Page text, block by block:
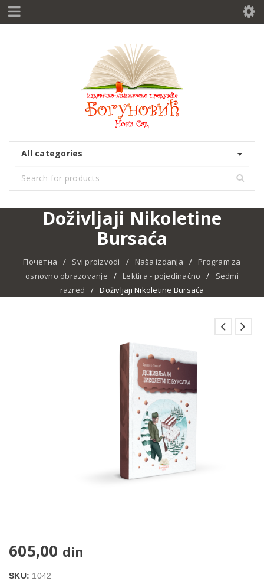
All categories
Doživljaji Nikoletine
Bursaća
Почетна / Svi proizvodi / Naša izdanja /
Program za
osnovno obrazovanje
/ Lektira - pojedinačno /
Sedmi
razred
/ Doživljaji Nikoletine Bursaća
605,00 din
SKU: 1042